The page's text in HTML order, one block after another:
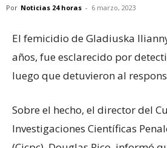
Por Noticias 24 horas - 6 marzo, 2023
El femicidio de Gladiuska
años, fue esclarecido por
luego que detuvieron al
Sobre el hecho, el director del
Investigaciones Científicas